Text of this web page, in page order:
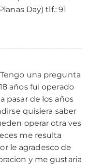
Day) tlf.: 91
una pregunta
años fui operado
pasar de los años
quisiera saber
operar otra ves
me resulta
le agradesco de
y me gustaria